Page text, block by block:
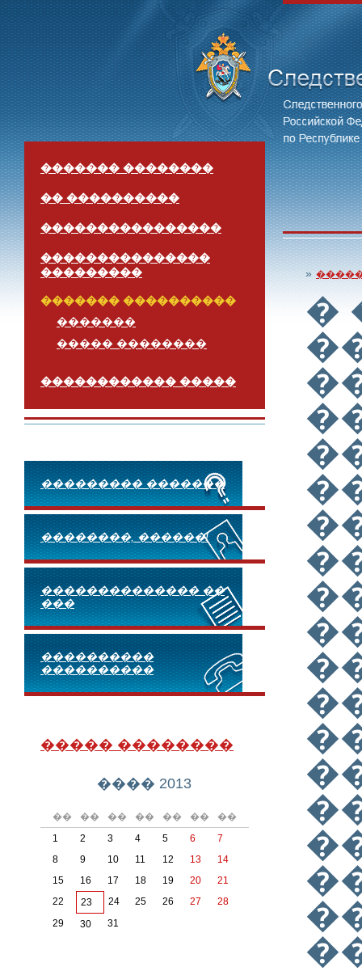
������� ��������
�� ����������
����������������
���������������
���������
������� ����������
�������
����� ��������
������������ �����
��������� �������
��������, ������!
�������������� ��
���
����������
����������
����� ��������
���� 2013
�� �� �� �� �� ��
��
1
2 3 4 5 6
7
8
9 10 11 12 13
14
15
16 17 18 19 20
21
22
23 24 25 26 27
28
29
30 31
»
�